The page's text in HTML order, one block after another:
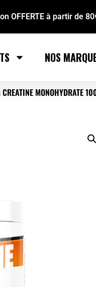
OFFERTE à partir de
NOS
MONOHYDRATE